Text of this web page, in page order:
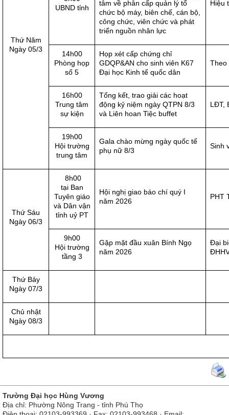
Thứ Năm
Ngày 05/3
UBND tỉnh
tâm về phân cấp quản lý tổ
chức bộ máy, biên chế, cán bộ,
công chức, viên chức và phát
triển nguồn nhân lực
Hiệu
14h00
Phòng họp
số 5
Họp xét cấp chứng chỉ
GDQP&AN cho sinh viên K67
Đại học Kinh tế quốc dân
Theo
16h00
Trung tâm
sự kiện
Tổng kết, trao giải các hoạt
động kỷ niệm ngày QTPN 8/3
và Liên hoan Tiệc buffet
LĐT,
19h00
Hội trường
trung tâm
Gala chào mừng ngày quốc tế
phụ nữ 8/3
Sinh
Thứ Sáu
Ngày 06/3
8h00
tại Ban
Tuyên giáo
và Dân vận
tỉnh uỷ PT
Hội nghị giao báo chí quý I
năm 2026
PHT
9h00
Hội trường
tầng 3
Gặp mặt đầu xuân Bính Ngọ
năm 2026
Đại
Thứ Bảy
Ngày 07/3
Chủ nhật
Ngày 08/3
Trường Đại học Hùng Vương
Địa chỉ: Phường Nông Trang - tỉnh Phú Thọ